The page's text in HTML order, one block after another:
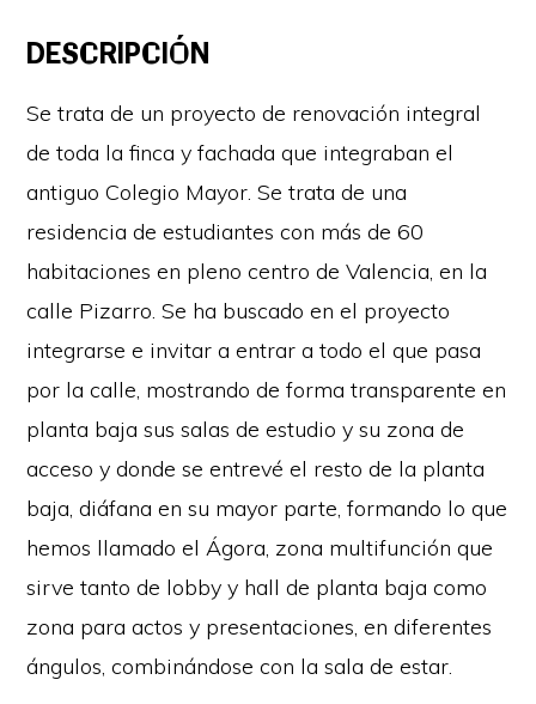
DESCRIPCIÓN
Se trata de un proyecto de renovación integral
de toda la finca y fachada que integraban el
antiguo Colegio Mayor. Se trata de una
residencia de estudiantes con más de 60
habitaciones en pleno centro de Valencia, en la
calle Pizarro. Se ha buscado en el proyecto
integrarse e invitar a entrar a todo el que pasa
por la calle, mostrando de forma transparente en
planta baja sus salas de estudio y su zona de
acceso y donde se entrevé el resto de la planta
baja, diáfana en su mayor parte, formando lo que
hemos llamado el Ágora, zona multifunción que
sirve tanto de lobby y hall de planta baja como
zona para actos y presentaciones, en diferentes
ángulos, combinándose con la sala de estar.